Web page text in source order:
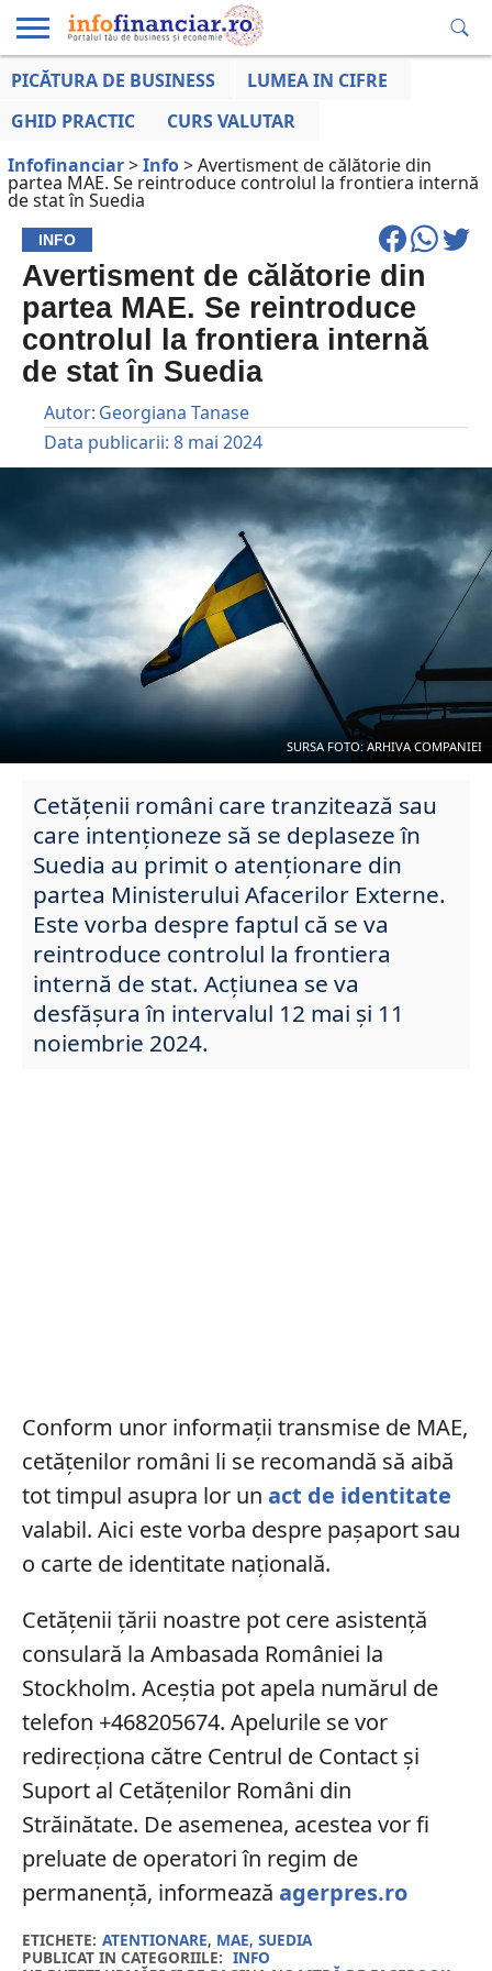
EDUCAȚIE
LA ZI
AFACERILOR
PICĂTURA DE BUSINESS
LUMEA IN CIFRE
GHID PRACTIC
CURS VALUTAR
Infofinanciar>Info>Avertisment de călătorie din
partea MAE. Se reintroduce controlul la frontiera internă
de stat în Suedia
INFO
Avertisment de călătorie din
partea MAE. Se reintroduce
controlul la frontiera internă
de stat în Suedia
Autor: Georgiana Tanase
Data publicarii: 8 mai 2024
SURSA FOTO: ARHIVA COMPANIEI
Cetățenii români care tranzitează sau
care intenționeze să se deplaseze în
Suedia au primit o atenționare din
partea Ministerului Afacerilor Externe.
Este vorba despre faptul că se va
reintroduce controlul la frontiera
internă de stat. Acțiunea se va
desfășura în intervalul 12 mai și 11
noiembrie 2024.
Conform unor informații transmise de MAE,
cetățenilor români li se recomandă să aibă
tot timpul asupra lor un act de identitate
valabil. Aici este vorba despre pașaport sau
o carte de identitate națională.
Cetățenii țării noastre pot cere asistență
consulară la Ambasada României la
Stockholm. Aceștia pot apela numărul de
telefon +468205674. Apelurile se vor
redirecționa către Centrul de Contact şi
Suport al Cetăţenilor Români din
Străinătate. De asemenea, acestea vor fi
preluate de operatori în regim de
permanență, informează agerpres.ro
ETICHETE: ATENTIONARE, MAE, SUEDIA
PUBLICAT IN CATEGORIILE: INFO